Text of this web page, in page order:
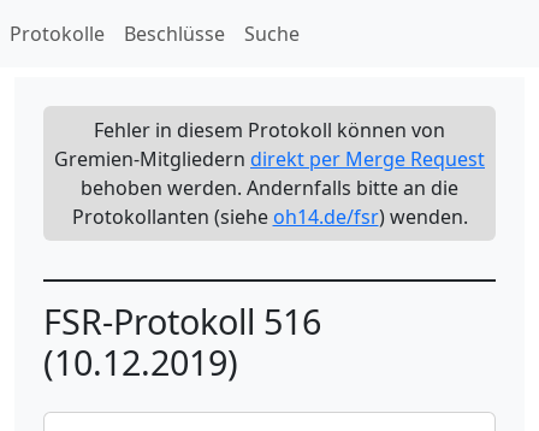
Protokolle Beschlüsse Suche
Fehler in diesem Protokoll können von
Gremien-Mitgliedern direkt per Merge Request
behoben werden. Andernfalls bitte an die
Protokollanten (siehe oh14.de/fsr) wenden.
FSR-Protokoll 516
(10.12.2019)